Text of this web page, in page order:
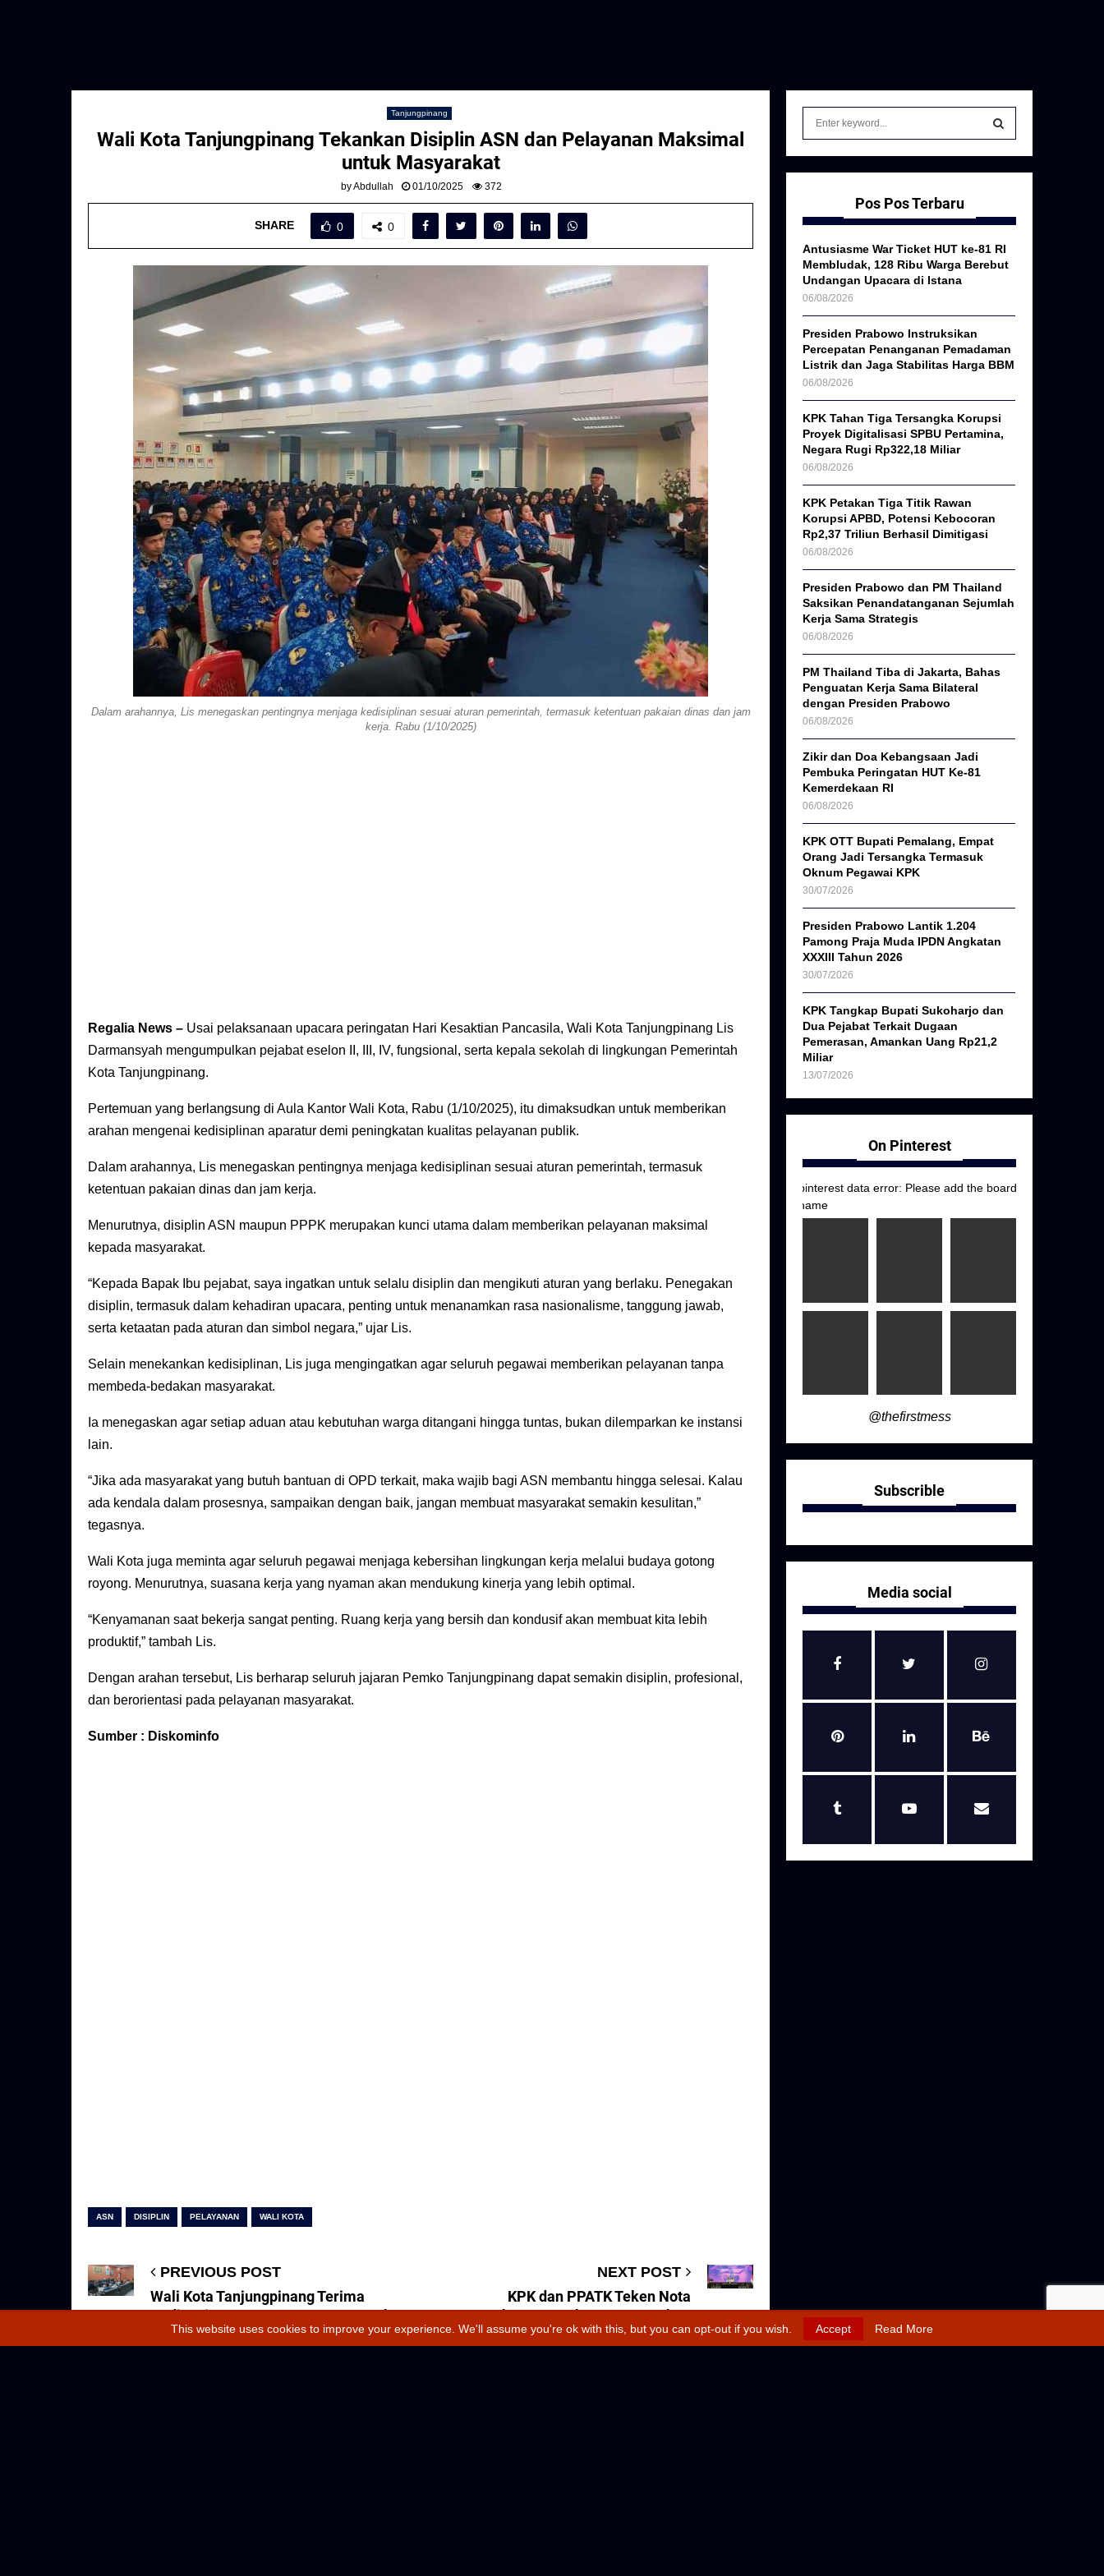
Tanjungpinang
Wali Kota Tanjungpinang Tekankan Disiplin ASN dan Pelayanan Maksimal
untuk Masyarakat
byAbdullah 01/10/2025 372
SHARE 0 0
Dalam arahannya, Lis menegaskan pentingnya menjaga kedisiplinan sesuai aturan pemerintah, termasuk ketentuan pakaian dinas dan jam
kerja. Rabu (1/10/2025)
Regalia News – Usai pelaksanaan upacara peringatan Hari Kesaktian Pancasila, Wali Kota Tanjungpinang Lis
Darmansyah mengumpulkan pejabat eselon II, III, IV, fungsional, serta kepala sekolah di lingkungan Pemerintah
Kota Tanjungpinang.
Pertemuan yang berlangsung di Aula Kantor Wali Kota, Rabu (1/10/2025), itu dimaksudkan untuk memberikan
arahan mengenai kedisiplinan aparatur demi peningkatan kualitas pelayanan publik.
Dalam arahannya, Lis menegaskan pentingnya menjaga kedisiplinan sesuai aturan pemerintah, termasuk
ketentuan pakaian dinas dan jam kerja.
Menurutnya, disiplin ASN maupun PPPK merupakan kunci utama dalam memberikan pelayanan maksimal
kepada masyarakat.
“Kepada Bapak Ibu pejabat, saya ingatkan untuk selalu disiplin dan mengikuti aturan yang berlaku. Penegakan
disiplin, termasuk dalam kehadiran upacara, penting untuk menanamkan rasa nasionalisme, tanggung jawab,
serta ketaatan pada aturan dan simbol negara,” ujar Lis.
Selain menekankan kedisiplinan, Lis juga mengingatkan agar seluruh pegawai memberikan pelayanan tanpa
membeda-bedakan masyarakat.
Ia menegaskan agar setiap aduan atau kebutuhan warga ditangani hingga tuntas, bukan dilemparkan ke instansi
lain.
“Jika ada masyarakat yang butuh bantuan di OPD terkait, maka wajib bagi ASN membantu hingga selesai. Kalau
ada kendala dalam prosesnya, sampaikan dengan baik, jangan membuat masyarakat semakin kesulitan,”
tegasnya.
Wali Kota juga meminta agar seluruh pegawai menjaga kebersihan lingkungan kerja melalui budaya gotong
royong. Menurutnya, suasana kerja yang nyaman akan mendukung kinerja yang lebih optimal.
“Kenyamanan saat bekerja sangat penting. Ruang kerja yang bersih dan kondusif akan membuat kita lebih
produktif,” tambah Lis.
Dengan arahan tersebut, Lis berharap seluruh jajaran Pemko Tanjungpinang dapat semakin disiplin, profesional,
dan berorientasi pada pelayanan masyarakat.
Sumber : Diskominfo
ASN DISIPLIN PELAYANAN WALI KOTA
PREVIOUS POST
Wali Kota Tanjungpinang Terima
Audiensi Karang Taruna, Dorong Fokus
pada Kiprah Sosial
NEXT POST
KPK dan PPATK Teken Nota
Kesepahaman Perkuat Pencegahan
Tipikor dan TPPU
f
r
:
S
A
R
H
Pos Pos Terbaru
Antusiasme War Ticket HUT ke-81 RI
Membludak, 128 Ribu Warga Berebut
Undangan Upacara di Istana
06/08/2026
Presiden Prabowo Instruksikan
Percepatan Penanganan Pemadaman
Listrik dan Jaga Stabilitas Harga BBM
06/08/2026
KPK Tahan Tiga Tersangka Korupsi
Proyek Digitalisasi SPBU Pertamina,
Negara Rugi Rp322,18 Miliar
06/08/2026
KPK Petakan Tiga Titik Rawan
Korupsi APBD, Potensi Kebocoran
Rp2,37 Triliun Berhasil Dimitigasi
06/08/2026
Presiden Prabowo dan PM Thailand
Saksikan Penandatanganan Sejumlah
Kerja Sama Strategis
06/08/2026
PM Thailand Tiba di Jakarta, Bahas
Penguatan Kerja Sama Bilateral
dengan Presiden Prabowo
06/08/2026
Zikir dan Doa Kebangsaan Jadi
Pembuka Peringatan HUT Ke-81
Kemerdekaan RI
06/08/2026
KPK OTT Bupati Pemalang, Empat
Orang Jadi Tersangka Termasuk
Oknum Pegawai KPK
30/07/2026
Presiden Prabowo Lantik 1.204
Pamong Praja Muda IPDN Angkatan
XXXIII Tahun 2026
30/07/2026
KPK Tangkap Bupati Sukoharjo dan
Dua Pejabat Terkait Dugaan
Pemerasan, Amankan Uang Rp21,2
Miliar
13/07/2026
On Pinterest
pinterest data error: Please add the board
name
@thefirstmess
Subscrible
Media social
This website uses cookies to improve your experience. We'll assume you're ok with this, but you can opt-out if you wish. Accept Read More